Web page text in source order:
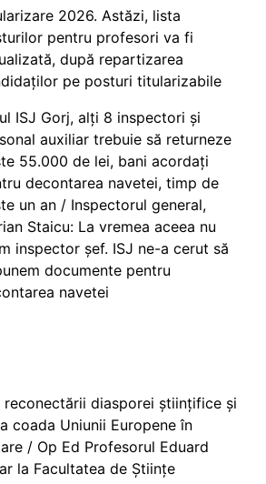
2026. Astăzi, lista
pentru profesori va fi
după repartizarea
pe posturi titularizabile
ISJ Gorj, alți 8 inspectori și
auxiliar trebuie să returneze
55.000 de lei, bani acordați
decontarea navetei, timp de
un an / Inspectorul general,
Staicu: La vremea aceea nu
inspector șef. ISJ ne-a cerut să
documente pentru
navetei
reconectării diasporei științifice și
coada Uniunii Europene în
/ Op Ed Profesorul Eduard
la Facultatea de Științe